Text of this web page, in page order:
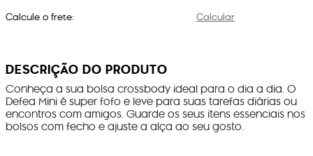
Calcule o frete: Calcular
DESCRIÇÃO DO PRODUTO
Conheça a sua bolsa crossbody ideal para o dia a dia. O
Defea Mini é super fofo e leve para suas tarefas diárias ou
encontros com amigos. Guarde os seus itens essenciais nos
bolsos com fecho e ajuste a alça ao seu gosto.